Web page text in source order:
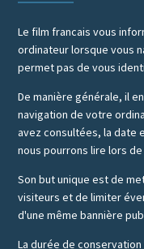
Le film francais vous
ordinateur lorsque vous
permet pas de vous
De manière générale, il
navigation de votre
avez consultées, la date
nous pourrons lire lors
Son but unique est de
visiteurs et de limiter
d'une même bannière
La durée de